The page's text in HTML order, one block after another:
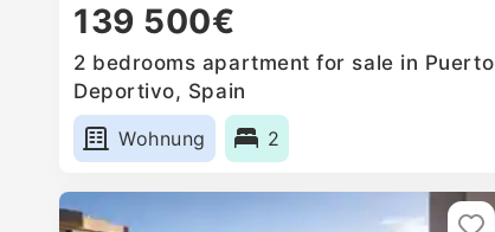
139 500€
2 bedrooms apartment for sale in Puerto
Deportivo, Spain
Wohnung
2